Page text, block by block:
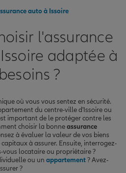
auto à Issoire
l'assurance
adaptée à
?
où vous vous sentez en sécurité.
du centre-ville d'Issoire ou
important de le protéger contre les
choisir la bonneassurance
à évaluer la valeur de vos biens
à assurer. Ensuite, interrogez-
vous locataire ou propriétaire ?
ou un appartement? Avez-
?